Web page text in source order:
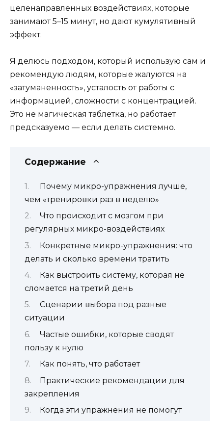
целенаправленных воздействиях, которые
занимают 5–15 минут, но дают кумулятивный
эффект.
Я делюсь подходом, который использую сам и
рекомендую людям, которые жалуются на
«затуманенность», усталость от работы с
информацией, сложности с концентрацией.
Это не магическая таблетка, но работает
предсказуемо — если делать системно.
Содержание
Почему микро-упражнения лучше,
чем «тренировки раз в неделю»
Что происходит с мозгом при
регулярных микро-воздействиях
Конкретные микро-упражнения: что
делать и сколько времени тратить
Как выстроить систему, которая не
сломается на третий день
Сценарии выбора под разные
ситуации
Частые ошибки, которые сводят
пользу к нулю
Как понять, что работает
Практические рекомендации для
закрепления
Когда эти упражнения не помогут